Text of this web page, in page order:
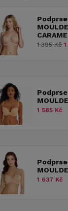
1 395 Kč
1 585 Kč
1 637 Kč